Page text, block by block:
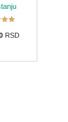
RSD